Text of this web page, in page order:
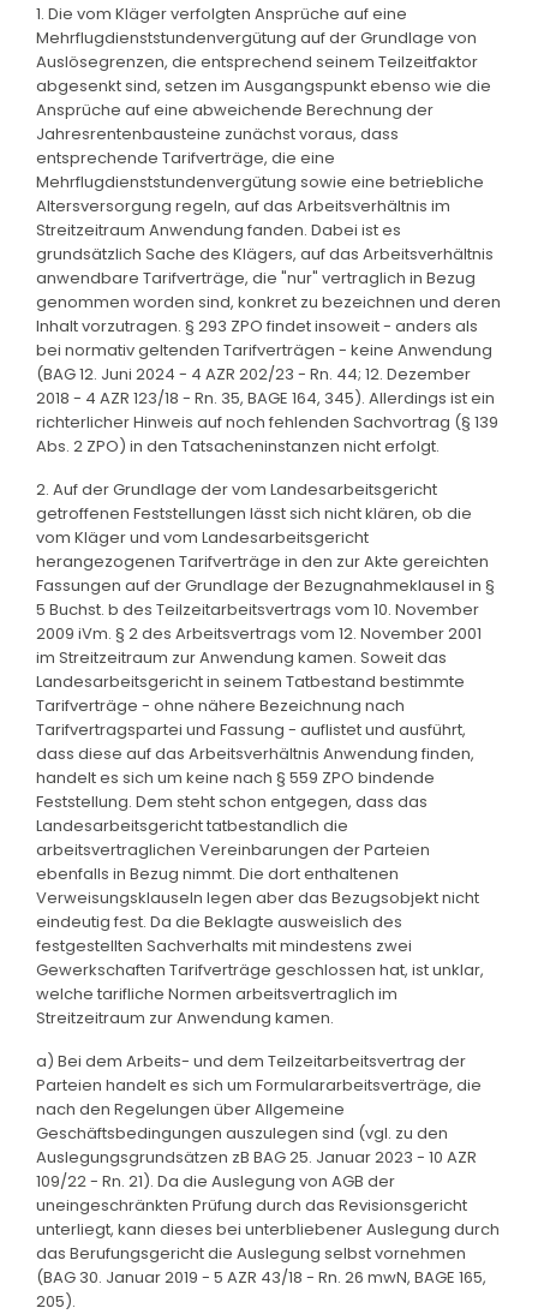
1. Die vom Kläger verfolgten Ansprüche auf eine
Mehrflugdienststundenvergütung auf der Grundlage von
Auslösegrenzen, die entsprechend seinem Teilzeitfaktor
abgesenkt sind, setzen im Ausgangspunkt ebenso wie die
Ansprüche auf eine abweichende Berechnung der
Jahresrentenbausteine zunächst voraus, dass
entsprechende Tarifverträge, die eine
Mehrflugdienststundenvergütung sowie eine betriebliche
Altersversorgung regeln, auf das Arbeitsverhältnis im
Streitzeitraum Anwendung fanden. Dabei ist es
grundsätzlich Sache des Klägers, auf das Arbeitsverhältnis
anwendbare Tarifverträge, die "nur" vertraglich in Bezug
genommen worden sind, konkret zu bezeichnen und deren
Inhalt vorzutragen. § 293 ZPO findet insoweit - anders als
bei normativ geltenden Tarifverträgen - keine Anwendung
(BAG 12. Juni 2024 - 4 AZR 202/23 - Rn. 44; 12. Dezember
2018 - 4 AZR 123/18 - Rn. 35, BAGE 164, 345). Allerdings ist ein
richterlicher Hinweis auf noch fehlenden Sachvortrag (§ 139
Abs. 2 ZPO) in den Tatsacheninstanzen nicht erfolgt.
2. Auf der Grundlage der vom Landesarbeitsgericht
getroffenen Feststellungen lässt sich nicht klären, ob die
vom Kläger und vom Landesarbeitsgericht
herangezogenen Tarifverträge in den zur Akte gereichten
Fassungen auf der Grundlage der Bezugnahmeklausel in §
5 Buchst. b des Teilzeitarbeitsvertrags vom 10. November
2009 iVm. § 2 des Arbeitsvertrags vom 12. November 2001
im Streitzeitraum zur Anwendung kamen. Soweit das
Landesarbeitsgericht in seinem Tatbestand bestimmte
Tarifverträge - ohne nähere Bezeichnung nach
Tarifvertragspartei und Fassung - auflistet und ausführt,
dass diese auf das Arbeitsverhältnis Anwendung finden,
handelt es sich um keine nach § 559 ZPO bindende
Feststellung. Dem steht schon entgegen, dass das
Landesarbeitsgericht tatbestandlich die
arbeitsvertraglichen Vereinbarungen der Parteien
ebenfalls in Bezug nimmt. Die dort enthaltenen
Verweisungsklauseln legen aber das Bezugsobjekt nicht
eindeutig fest. Da die Beklagte ausweislich des
festgestellten Sachverhalts mit mindestens zwei
Gewerkschaften Tarifverträge geschlossen hat, ist unklar,
welche tarifliche Normen arbeitsvertraglich im
Streitzeitraum zur Anwendung kamen.
a) Bei dem Arbeits- und dem Teilzeitarbeitsvertrag der
Parteien handelt es sich um Formulararbeitsverträge, die
nach den Regelungen über Allgemeine
Geschäftsbedingungen auszulegen sind (vgl. zu den
Auslegungsgrundsätzen zB BAG 25. Januar 2023 - 10 AZR
109/22 - Rn. 21). Da die Auslegung von AGB der
uneingeschränkten Prüfung durch das Revisionsgericht
unterliegt, kann dieses bei unterbliebener Auslegung durch
das Berufungsgericht die Auslegung selbst vornehmen
(BAG 30. Januar 2019 - 5 AZR 43/18 - Rn. 26 mwN, BAGE 165,
205).